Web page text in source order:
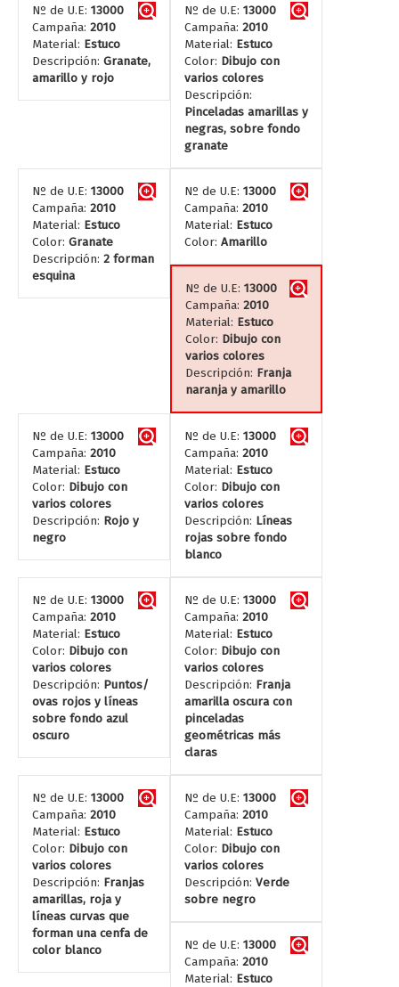
Nº de U.E: 13000
Campaña: 2010
Material: Estuco
Descripción: Granate,
amarillo y rojo
Nº de U.E: 13000
Campaña: 2010
Material: Estuco
Color: Dibujo con
varios colores
Descripción:
Pinceladas amarillas y
negras, sobre fondo
granate
Nº de U.E: 13000
Campaña: 2010
Material: Estuco
Color: Granate
Descripción: 2 forman
esquina
Nº de U.E: 13000
Campaña: 2010
Material: Estuco
Color: Amarillo
Nº de U.E: 13000
Campaña: 2010
Material: Estuco
Color: Dibujo con
varios colores
Descripción: Franja
naranja y amarillo
Nº de U.E: 13000
Campaña: 2010
Material: Estuco
Color: Dibujo con
varios colores
Descripción: Rojo y
negro
Nº de U.E: 13000
Campaña: 2010
Material: Estuco
Color: Dibujo con
varios colores
Descripción: Líneas
rojas sobre fondo
blanco
Nº de U.E: 13000
Campaña: 2010
Material: Estuco
Color: Dibujo con
varios colores
Descripción: Puntos/
ovas rojos y líneas
sobre fondo azul
oscuro
Nº de U.E: 13000
Campaña: 2010
Material: Estuco
Color: Dibujo con
varios colores
Descripción: Franja
amarilla oscura con
pinceladas
geométricas más
claras
Nº de U.E: 13000
Campaña: 2010
Material: Estuco
Color: Dibujo con
varios colores
Descripción: Franjas
amarillas, roja y
líneas curvas que
forman una cenfa de
color blanco
Nº de U.E: 13000
Campaña: 2010
Material: Estuco
Color: Dibujo con
varios colores
Descripción: Verde
sobre negro
Nº de U.E: 13000
Campaña: 2010
Material: Estuco